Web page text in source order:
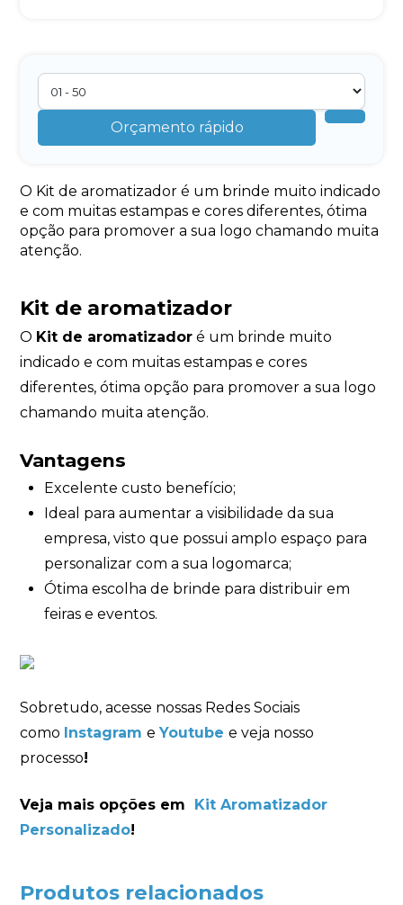
Orçamento rápido
O Kit de aromatizador é um brinde muito indicado
e com muitas estampas e cores diferentes, ótima
opção para promover a sua logo chamando muita
atenção.
Kit de aromatizador
O Kit de aromatizador é um brinde muito
indicado e com muitas estampas e cores
diferentes, ótima opção para promover a sua logo
chamando muita atenção.
Vantagens
Excelente custo benefício;
Ideal para aumentar a visibilidade da sua
empresa, visto que possui amplo espaço para
personalizar com a sua logomarca;
Ótima escolha de brinde para distribuir em
feiras e eventos.
Sobretudo, acesse nossas Redes Sociais
como Instagram eYoutube e veja nosso
processo!
Veja mais opções em Kit Aromatizador
Personalizado!
Produtos relacionados